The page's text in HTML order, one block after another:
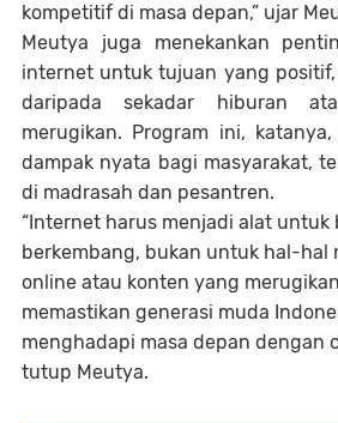
kompetitif di masa depan,” ujar
Meutya juga menekankan
internet untuk tujuan yang
daripada sekadar hiburan
merugikan. Program ini,
dampak nyata bagi masyarakat,
di madrasah dan pesantren.
“Internet harus menjadi alat untuk
berkembang, bukan untuk hal-hal
online atau konten yang
memastikan generasi muda
menghadapi masa depan dengan
tutup Meutya.